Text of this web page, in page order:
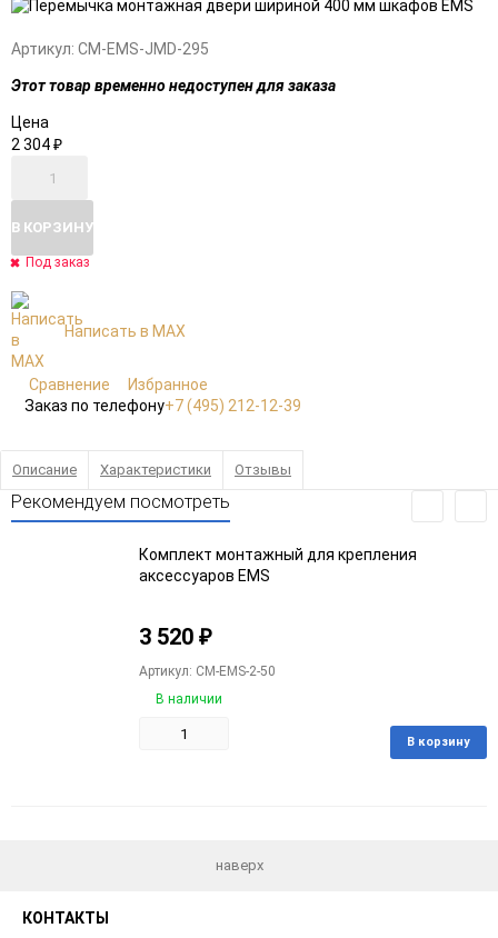
Артикул: CM-EMS-JMD-295
Этот товар временно недоступен для заказа
Цена
2 304₽
В КОРЗИНУ
Под заказ
Написать в MAX
Сравнение
Избранное
Заказ по телефону+7 (495) 212-12-39
Описание Характеристики Отзывы
Рекомендуем посмотреть
Комплект монтажный для крепления
аксессуаров EMS
3 520 ₽
Артикул: CM-EMS-2-50
В наличии
В корзину
наверх
КОНТАКТЫ